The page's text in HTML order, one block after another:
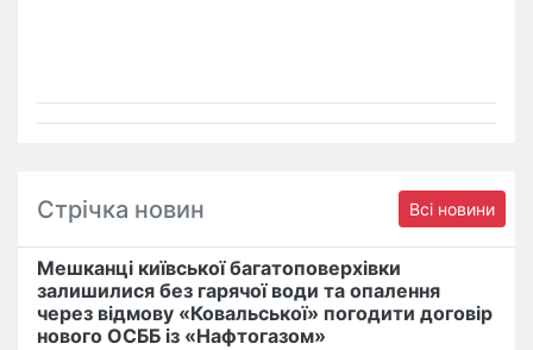
Стрічка новин Всі новини
Мешканці київської багатоповерхівки
залишилися без гарячої води та опалення
через відмову «Ковальської» погодити договір
нового ОСББ із «Нафтогазом»